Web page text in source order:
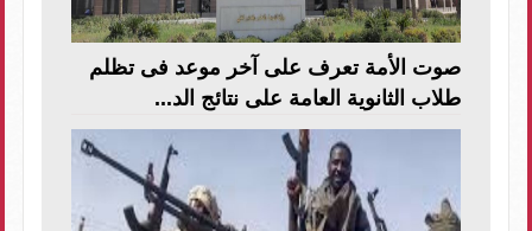
صوت الأمة تعرف على آخر موعد فى تظلم
طلاب الثانوية العامة على نتائج الد...